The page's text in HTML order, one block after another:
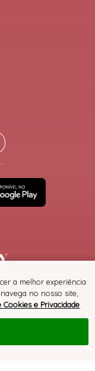
PLATAFORMA B2B
a melhor experiência
no nosso site,
Cookies e Privacidade